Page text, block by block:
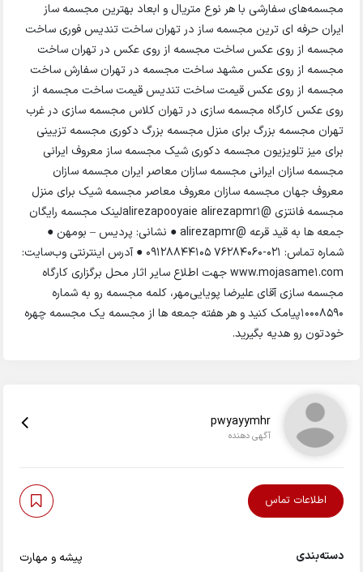
مجسمه‌های سفارشی با هر نوع متریال و ابعاد بهترین مجسمه ساز
ایران حرفه ای ترین مجسمه ساز در تهران ساخت تندیس فوری ساخت
مجسمه از روی عکس ساخت مجسمه از روی عکس در تهران ساخت
مجسمه از روی عکس مشهد ساخت مجسمه در تهران سفارش ساخت
مجسمه از روی عکس قیمت ساخت تندیس قیمت ساخت مجسمه از
روی عکس کارگاه مجسمه سازی در تهران کلاس مجسمه سازی در غرب
تهران مجسمه بزرگ برای منزل مجسمه بزرگ دکوری مجسمه تزیینی
برای میز تلویزیون مجسمه دکوری شیک مجسمه ساز معروف ایرانی
مجسمه سازان ایرانی مجسمه سازان معاصر ایران مجسمه سازان
معروف جهان مجسمه سازان معروف معاصر مجسمه شیک برای منزل
مجسمه فانتزی @alirezapooyaie alirezapmr1لینک مجسمه رایگان
جمعه ها به قید قرعه @alirezapmr ● نشانی: پردیس – بومهن ●
شماره تماس: 021-76284060 09128844105 ● آدرس اینترنتی وب‌سایت:
www.mojasame1.com جهت اطلاع سایر اثار محل برگزاری کارگاه
مجسمه سازی آقای علیرضا پویایی‌مهر، کلمه مجسمه رو به شماره
10008590پیامک کنید و هر هفته جمعه ها از مجسمه یک مجسمه چهره
خودتون رو هدیه بگیرید.
pwyayymhr
آگهی دهنده
اطلاعات تماس
دسته‌بندی پیشه و مهارت